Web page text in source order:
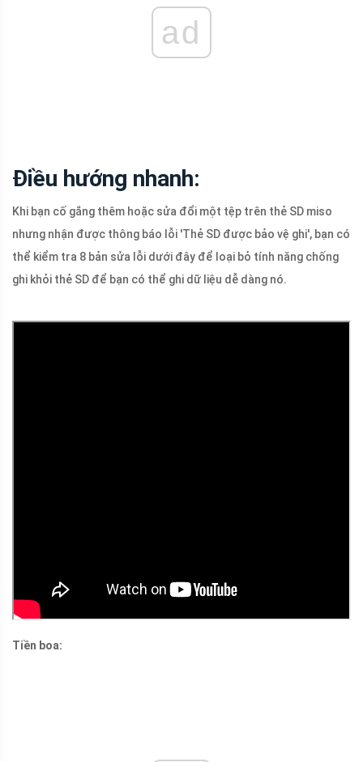
ad
Điều hướng nhanh:
Khi bạn cố gắng thêm hoặc sửa đổi một tệp trên thẻ SD miso
nhưng nhận được thông báo lỗi 'Thẻ SD được bảo vệ ghi', bạn có
thể kiểm tra 8 bản sửa lỗi dưới đây để loại bỏ tính năng chống
ghi khỏi thẻ SD để bạn có thể ghi dữ liệu dễ dàng nó.
Tiền boa: